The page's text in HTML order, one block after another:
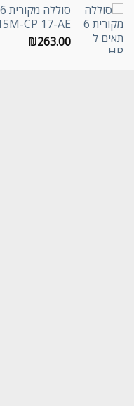
CP 17-AE
₪263.00